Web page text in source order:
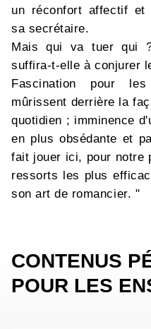
un réconfort affectif et
sa secrétaire.
Mais qui va tuer qui
suffira-t-elle à conjurer
Fascination pour
mûrissent derrière la
quotidien ; imminence
en plus obsédante et
fait jouer ici, pour notre
ressorts les plus
son art de romancier. "
CONTENUS
POUR LES